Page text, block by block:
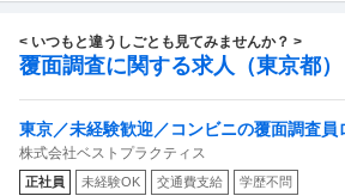
< いつもと違うしごとも見てみませんか？ >
覆面調査に関する求人（東京都）
東京／未経験歓迎／コンビニの覆面調査員
定基盤／月５日在宅／残業月10時間
株式会社ベストプラクティス
正社員 未経験OK 交通費支給 学歴不問